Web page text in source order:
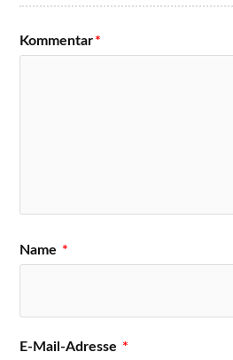
Kommentar*
Name *
E-Mail-Adresse *